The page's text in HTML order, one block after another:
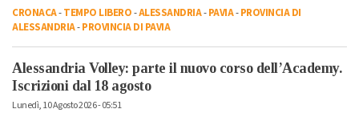
CRONACA-TEMPO LIBERO-ALESSANDRIA-PAVIA-PROVINCIA DI
ALESSANDRIA-PROVINCIA DI PAVIA
Alessandria Volley: parte il nuovo corso dell’Academy.
Iscrizioni dal 18 agosto
Lunedì, 10 Agosto 2026 - 05:51